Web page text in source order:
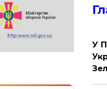
У